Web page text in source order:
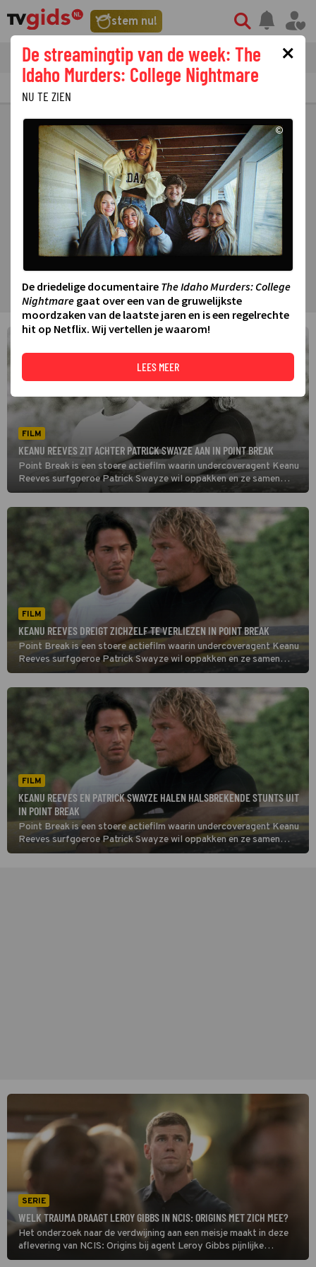
stem nu!
tvgids streaming nieuws
PRIMETIME GEMIST
FILM
KEANU REEVES ZIT ACHTER PATRICK SWAYZE AAN IN POINT BREAK
Point Break is een stoere actiefilm waarin undercoveragent Keanu
Reeves surfgoeroe Patrick Swayze wil oppakken en ze samen
allerlei halsbrekende stunts uithalen.
FILM
KEANU REEVES DREIGT ZICHZELF TE VERLIEZEN IN POINT BREAK
Point Break is een stoere actiefilm waarin undercoveragent Keanu
Reeves surfgoeroe Patrick Swayze wil oppakken en ze samen
allerlei halsbrekende stunts uithalen.
FILM
KEANU REEVES EN PATRICK SWAYZE HALEN HALSBREKENDE STUNTS UIT
IN POINT BREAK
Point Break is een stoere actiefilm waarin undercoveragent Keanu
Reeves surfgoeroe Patrick Swayze wil oppakken en ze samen
allerlei halsbrekende stunts uithalen.
SERIE
WELK TRAUMA DRAAGT LEROY GIBBS IN NCIS: ORIGINS MET ZICH MEE?
Het onderzoek naar de verdwijning aan een meisje maakt in deze
aflevering van NCIS: Origins bij agent Leroy Gibbs pijnlijke
herinneringen los aan een tragische gebeurtenis. Enkele maanden
×
De streamingtip van de week: The
Idaho Murders: College Nightmare
NU TE ZIEN
©
De driedelige documentaire The Idaho Murders: College
Nightmare gaat over een van de gruwelijkste
moordzaken van de laatste jaren en is een regelrechte
hit op Netflix. Wij vertellen je waarom!
LEES MEER